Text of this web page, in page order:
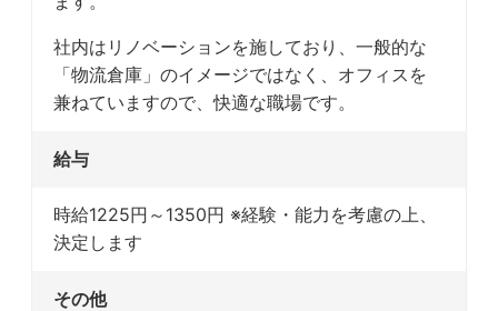
社内はリノベーションを施しており、一般的な
「物流倉庫」のイメージではなく、オフィスを
兼ねていますので、快適な職場です。
給与
時給1225円～1350円 ※経験・能力を考慮の上、
決定します
その他